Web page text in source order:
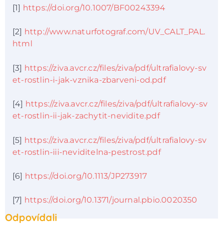
[1] https://doi.org/10.1007/BF00243394
[2] http://www.naturfotograf.com/UV_CALT_PAL.
html
[3] https://ziva.avcr.cz/files/ziva/pdf/ultrafialovy-sv
et-rostlin-i-jak-vznika-zbarveni-od.pdf
[4] https://ziva.avcr.cz/files/ziva/pdf/ultrafialovy-sv
et-rostlin-ii-jak-zachytit-nevidite.pdf
[5] https://ziva.avcr.cz/files/ziva/pdf/ultrafialovy-sv
et-rostlin-iii-neviditelna-pestrost.pdf
[6] https://doi.org/10.1113/JP273917
[7] https://doi.org/10.1371/journal.pbio.0020350
Odpovídali